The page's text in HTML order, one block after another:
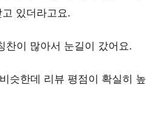
고 있더라고요.
찬이 많아서 눈길이 갔어요.
슷한데 리뷰 평점이 확실히 높